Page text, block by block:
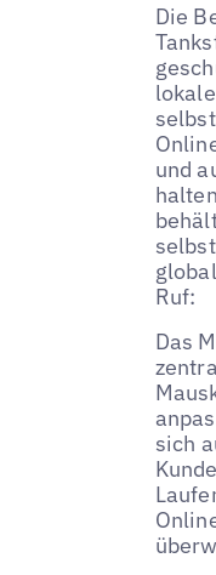
Die
und
Ruf:
Das
sich